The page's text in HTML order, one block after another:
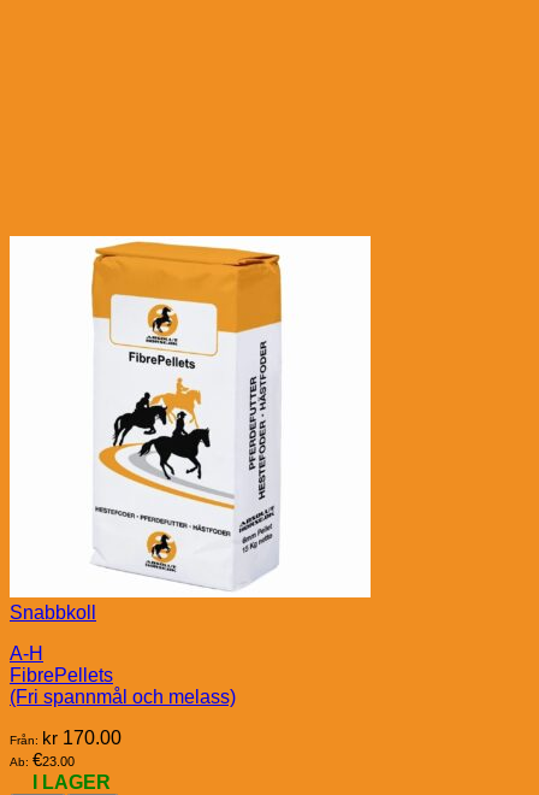
Snabbkoll
A-H
FibrePellets
(Fri spannmål och melass)
Från: kr 170.00
Ab: €23.00
I LAGER